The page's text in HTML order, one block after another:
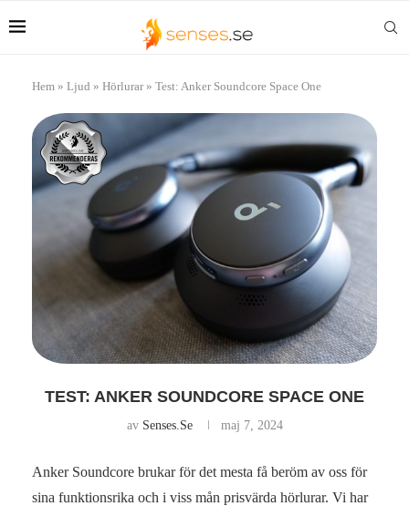
Hem » Ljud » Hörlurar» Test: Anker Soundcore Space One
TEST: ANKER SOUNDCORE SPACE ONE
av Senses.se maj 7, 2024
Anker Soundcore brukar för det mesta få beröm av oss för
sina funktionsrika och i viss mån prisvärda hörlurar. Vi har